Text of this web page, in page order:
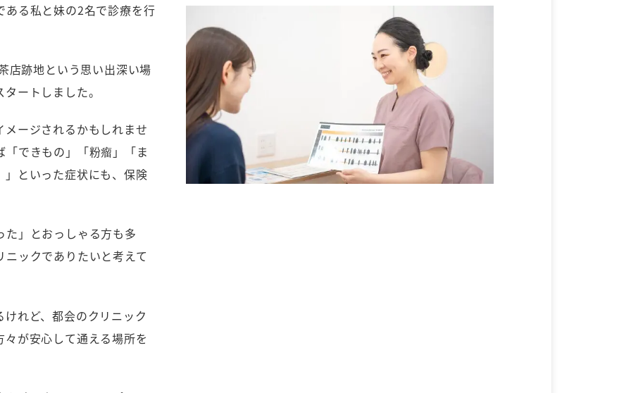
る私と妹の2名で診療を行
店跡地という思い出深い場
ートしました。
ージされるかもしれませ
できもの」「粉瘤」「ま
といった症状にも、保険
」とおっしゃる方も多
ックでありたいと考えて
れど、都会のクリニック
が安心して通える場所を